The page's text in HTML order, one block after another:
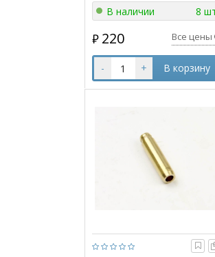
В наличии 8
₽ 220 Все цены
- + В корзину